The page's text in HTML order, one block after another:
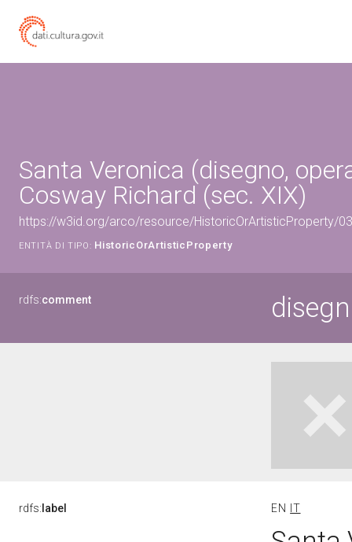
Santa Veronica (disegno,
Cosway Richard (sec. XIX)
https://w3id.org/arco/resource/HistoricOrArtisticProperty/
ENTITÀ DI TIPO: HistoricOrArtisticProperty
rdfs:comment
rdfs: label EN IT